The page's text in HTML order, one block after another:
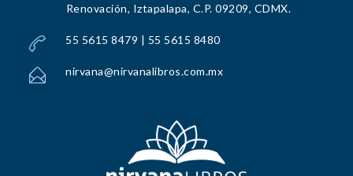
Renovación, Iztapalapa, C.P. 09209, CDMX.
55 5615 8479 | 55 5615 8480
nirvana@nirvanalibros.com.mx